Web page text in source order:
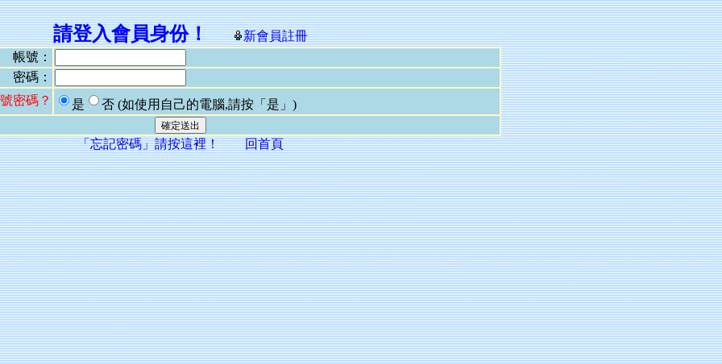
請登入會員身份！
新會員註冊
帳號：
密碼：
密碼？
是 否 (如使用自己的電腦,請按「是」)
「忘記密碼」請按這裡！ 回首頁